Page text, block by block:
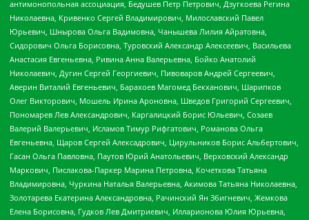
антимонопольная ассоциация, Бедушев Петр Петрович, Дзугкоева Регина
Николаевна, Кривенко Сергей Владимирович, Милославский Павел
Юрьевич, Шнырова Ольга Вадимовна, Чанышева Лилия Айратовна,
Сидорович Ольга Борисовна, Туровский Александр Алексеевич, Васильева
Анастасия Евгеньевна, Ривина Анна Валерьевна, Бойко Анатолий
Николаевич, Дугин Сергей Георгиевич, Пивоваров Андрей Сергеевич,
Аверин Виталий Евгеньевич, Барахоев Магомед Бекханович, Шарипков
Олег Викторович, Мошель Ирина Ароновна, Шведов Григорий Сергеевич,
Пономарев Лев Александрович, Каргалицкий Борис Юльевич, Созаев
Валерий Валерьевич, Исламов Тимур Рифгатович, Романова Ольга
Евгеньевна, Щаров Сергей Алексадрович, Цирульников Борис Альбертович,
Гасан Ольга Павловна, Паутов Юрий Анатольевич, Верховский Александр
Маркович, Пислакова-Паркер Марина Петровна, Кочеткова Татьяна
Владимировна, Чуркина Наталья Валерьевна, Акимова Татьяна Николаевна,
Золотарева Екатерина Александровна, Рачинский Ян Збигневич, Жемкова
Елена Борисовна, Гудков Лев Дмитриевич, Илларионова Юлия Юрьевна,